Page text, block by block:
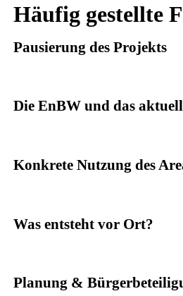
Häufig gestellte
Pausierung des Projekts
Die EnBW und das
Konkrete Nutzung des
Was entsteht vor Ort?
Planung &